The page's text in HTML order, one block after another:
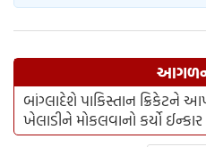
બાંગ્લાદેશે પાકિસ્તાન ક્રિકેટને
ખેલાડીને મોકલવાનો કર્યો ઈન્કાર